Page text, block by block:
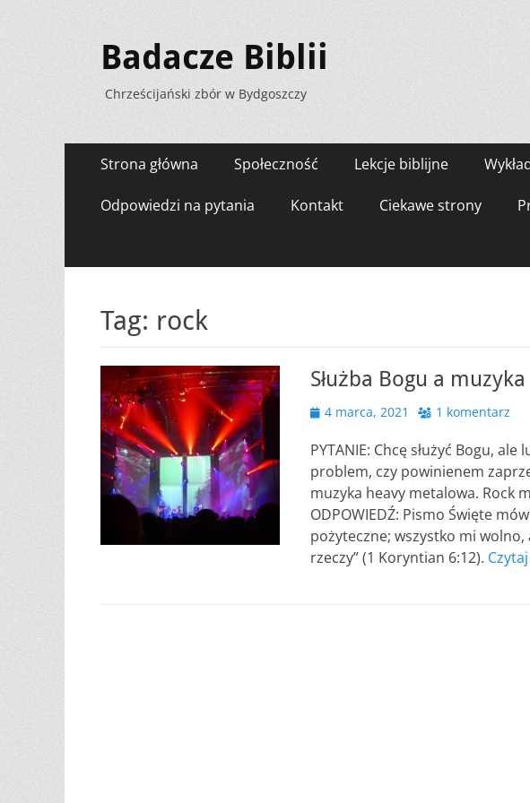
Badacze Biblii
Chrześcijański zbór w Bydgoszczy
Menu
zawartości
Strona główna Społeczność Lekcje biblijne
Odpowiedzi na pytania Kontakt Ciekawe strony
Tag: rock
Służba Bogu a
Opublikowano
4 marca, 2021 1 komentarz
PYTANIE: Chcę służyć Bogu,
problem, czy powinienem
muzyka heavy metalowa. Rock
ODPOWIEDŹ: Pismo Święte
pożyteczne; wszystko mi
rzeczy” (1 Koryntian 6:12).